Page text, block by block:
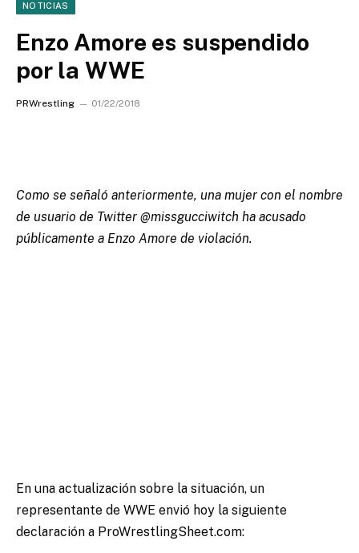
NOTICIAS
Enzo Amore es suspendido
por la WWE
PRWrestling 01/22/2018
Como se señaló anteriormente, una mujer con el nombre
de usuario de Twitter @missgucciwitch ha acusado
públicamente a Enzo Amore de violación.
En una actualización sobre la situación, un
representante de WWE envió hoy la siguiente
declaración a ProWrestlingSheet.com: